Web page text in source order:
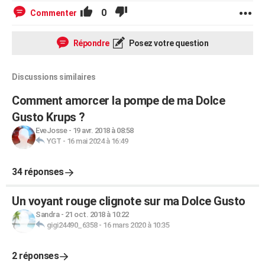
Commenter 0
Répondre Posez votre question
Discussions similaires
Comment amorcer la pompe de ma Dolce
Gusto Krups ?
EveJosse- 19 avr. 2018 à 08:58
YGT - 16 mai 2024 à 16:49
34 réponses
Un voyant rouge clignote sur ma Dolce Gusto
Sandra- 21 oct. 2018 à 10:22
gigi24490_6358- 16 mars 2020 à 10:35
2 réponses